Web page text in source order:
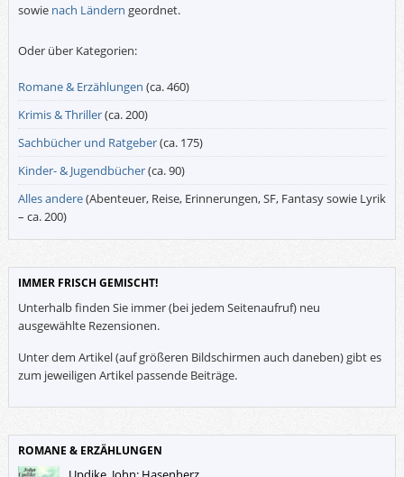
sowie nach Ländern geordnet.
Oder über Kategorien:
Romane & Erzählungen (ca. 460)
Krimis & Thriller(ca. 200)
Sachbücher und Ratgeber(ca. 175)
Kinder- & Jugendbücher(ca. 90)
Alles andere(Abenteuer, Reise, Erinnerungen, SF, Fantasy sowie Lyrik
– ca. 200)
IMMER FRISCH GEMISCHT!
Unterhalb finden Sie immer (bei jedem Seitenaufruf) neu
ausgewählte Rezensionen.
Unter dem Artikel (auf größeren Bildschirmen auch daneben) gibt es
zum jeweiligen Artikel passende Beiträge.
ROMANE & ERZÄHLUNGEN